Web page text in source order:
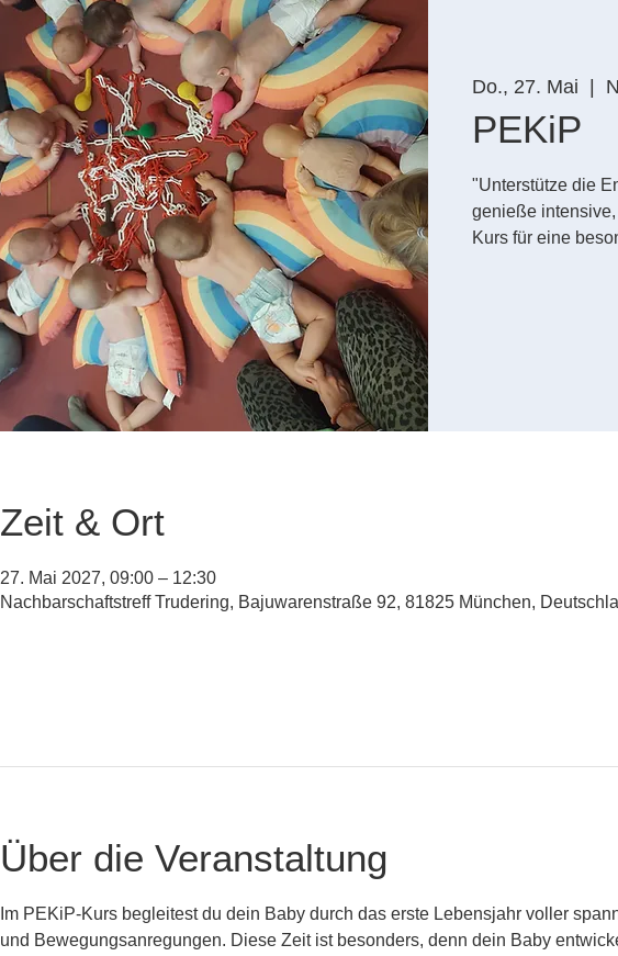
Do., 27. Mai
PEKiP
"Unterstütze die
genieße
Kurs für eine
Zeit & Ort
27. Mai 2027, 09:00 – 12:30
Nachbarschaftstreff Trudering, Bajuwarenstraße 92, 81825 München,
Über die Veranstaltung
Im PEKiP-Kurs begleitest du dein Baby durch das erste Lebensjahr voller
und Bewegungsanregungen. Diese Zeit ist besonders, denn dein Baby